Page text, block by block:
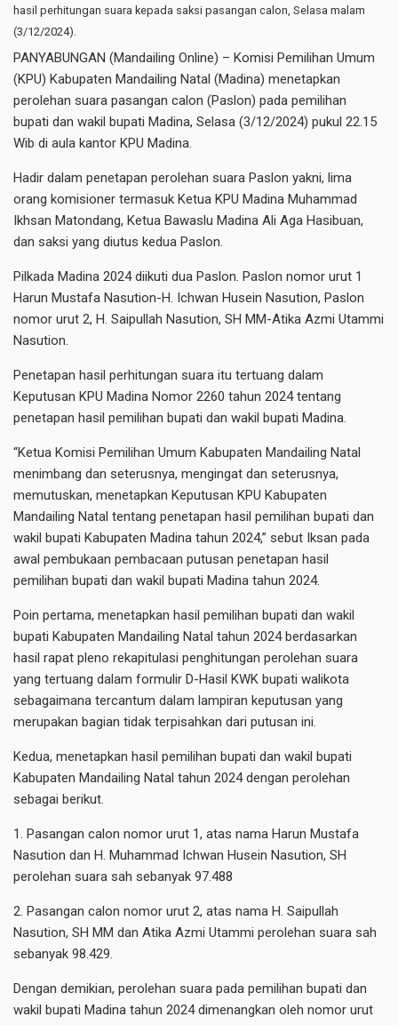
hasil perhitungan suara kepada saksi pasangan calon, Selasa malam
(3/12/2024).
PANYABUNGAN (Mandailing Online) – Komisi Pemilihan Umum
(KPU) Kabupaten Mandailing Natal (Madina) menetapkan
perolehan suara pasangan calon (Paslon) pada pemilihan
bupati dan wakil bupati Madina, Selasa (3/12/2024) pukul 22.15
Wib di aula kantor KPU Madina.
Hadir dalam penetapan perolehan suara Paslon yakni, lima
orang komisioner termasuk Ketua KPU Madina Muhammad
Ikhsan Matondang, Ketua Bawaslu Madina Ali Aga Hasibuan,
dan saksi yang diutus kedua Paslon.
Pilkada Madina 2024 diikuti dua Paslon. Paslon nomor urut 1
Harun Mustafa Nasution-H. Ichwan Husein Nasution, Paslon
nomor urut 2, H. Saipullah Nasution, SH MM-Atika Azmi Utammi
Nasution.
Penetapan hasil perhitungan suara itu tertuang dalam
Keputusan KPU Madina Nomor 2260 tahun 2024 tentang
penetapan hasil pemilihan bupati dan wakil bupati Madina.
“Ketua Komisi Pemilihan Umum Kabupaten Mandailing Natal
menimbang dan seterusnya, mengingat dan seterusnya,
memutuskan, menetapkan Keputusan KPU Kabupaten
Mandailing Natal tentang penetapan hasil pemilihan bupati dan
wakil bupati Kabupaten Madina tahun 2024,” sebut Iksan pada
awal pembukaan pembacaan putusan penetapan hasil
pemilihan bupati dan wakil bupati Madina tahun 2024.
Poin pertama, menetapkan hasil pemilihan bupati dan wakil
bupati Kabupaten Mandailing Natal tahun 2024 berdasarkan
hasil rapat pleno rekapitulasi penghitungan perolehan suara
yang tertuang dalam formulir D-Hasil KWK bupati walikota
sebagaimana tercantum dalam lampiran keputusan yang
merupakan bagian tidak terpisahkan dari putusan ini.
Kedua, menetapkan hasil pemilihan bupati dan wakil bupati
Kabupaten Mandailing Natal tahun 2024 dengan perolehan
sebagai berikut.
1. Pasangan calon nomor urut 1, atas nama Harun Mustafa
Nasution dan H. Muhammad Ichwan Husein Nasution, SH
perolehan suara sah sebanyak 97.488
2. Pasangan calon nomor urut 2, atas nama H. Saipullah
Nasution, SH MM dan Atika Azmi Utammi perolehan suara sah
sebanyak 98.429.
Dengan demikian, perolehan suara pada pemilihan bupati dan
wakil bupati Madina tahun 2024 dimenangkan oleh nomor urut